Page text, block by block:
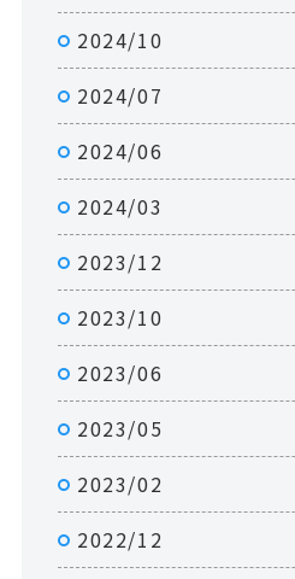
2024/10
2024/07
2024/06
2024/03
2023/12
2023/10
2023/06
2023/05
2023/02
2022/12